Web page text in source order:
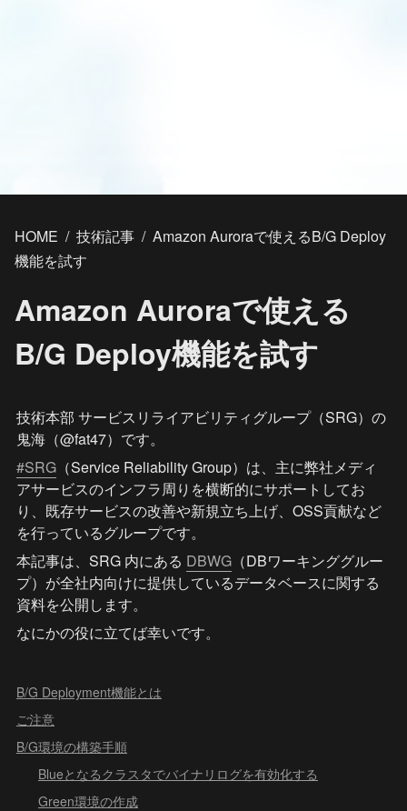
HOME / 技術記事 / Amazon Auroraで使えるB/G Deploy
機能を試す
Amazon Auroraで使える
B/G Deploy機能を試す
技術本部 サービスリライアビリティグループ（SRG）の
鬼海（@fat47）です。
#SRG （Service Reliability Group）は、主に弊社メディ
アサービスのインフラ周りを横断的にサポートしてお
り、既存サービスの改善や新規立ち上げ、OSS貢献など
を行っているグループです。
本記事は、SRG 内にある DBWG （DBワーキンググルー
プ）が全社内向けに提供しているデータベースに関する
資料を公開します。
なにかの役に立てば幸いです。
B/G Deployment機能とは
ご注意
B/G環境の構築手順
Blueとなるクラスタでバイナリログを有効化する
Green環境の作成